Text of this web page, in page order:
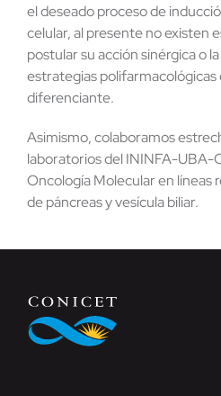
el deseado proceso de
celular, al presente no existen
postular su acción sinérgica o
estrategias polifarmacológicas
diferenciante.
Asimismo, colaboramos
laboratorios del ININFA-UBA-
Oncología Molecular en líneas
de páncreas y vesícula biliar.